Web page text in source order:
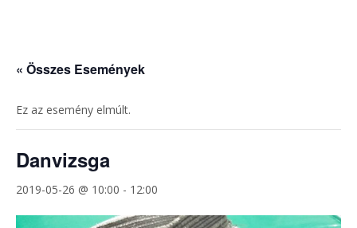
« Összes Események
Ez az esemény elmúlt.
Danvizsga
2019-05-26 @ 10:00 - 12:00